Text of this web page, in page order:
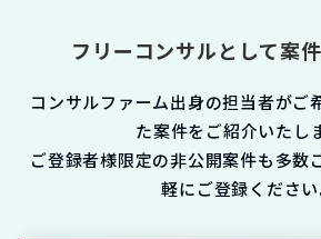
フリーコンサルとして案
コンサルファーム出身の担当者がご
た案件をご紹介いたし
ご登録者様限定の非公開案件も多数
軽にご登録ください